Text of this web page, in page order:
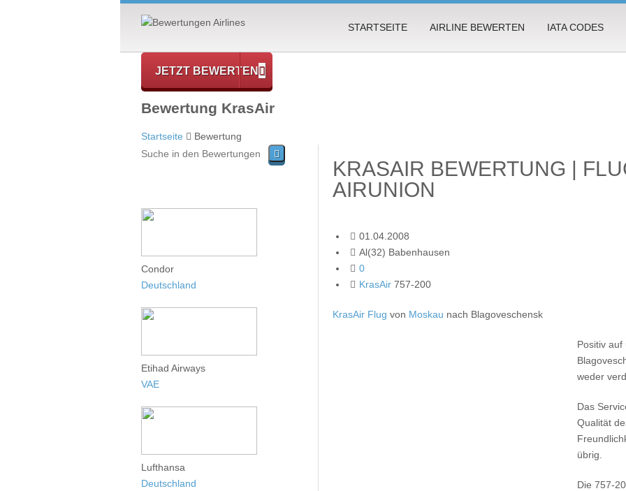
STARTSEITE AIRLINE BEWERTEN IATA CODES
JETZT BEWERTEN
Bewertung KrasAir
Startseite Bewertung
KRASAIR BEWERTUNG |
AIRUNION
01.04.2008
Al(32) Babenhausen
0
KrasAir757-200
KrasAir Flug von Moskau nach Blagoveschensk
Positiv
weder
Das
Qualität
übrig.
Die 757-
Condor
Deutschland
Etihad Airways
VAE
Lufthansa
Deutschland